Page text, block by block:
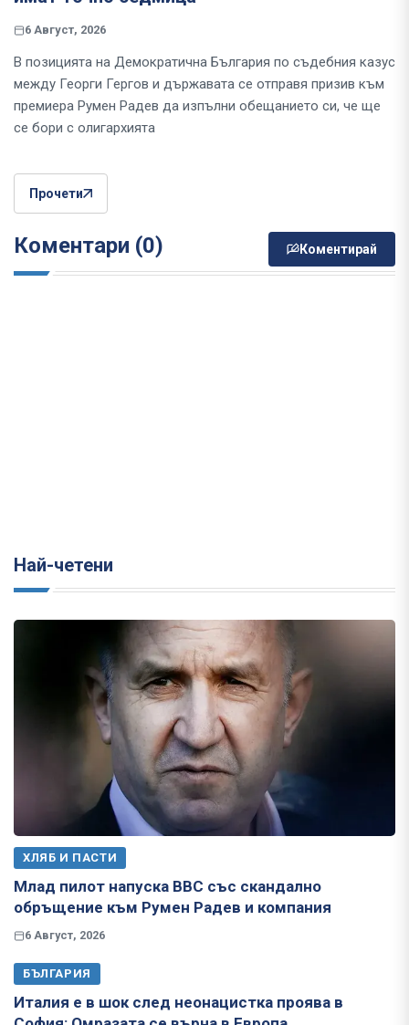
6 Август, 2026
В позицията на Демократична България по съдебния казус
между Георги Гергов и държавата се отправя призив към
премиера Румен Радев да изпълни обещанието си, че ще
се бори с олигархията
Прочети
Коментари (0) Коментирай
Най-четени
ХЛЯБ И ПАСТИ
Млад пилот напуска ВВС със скандално
обръщение към Румен Радев и компания
6 Август, 2026
БЪЛГАРИЯ
Италия е в шок след неонацистка проява в